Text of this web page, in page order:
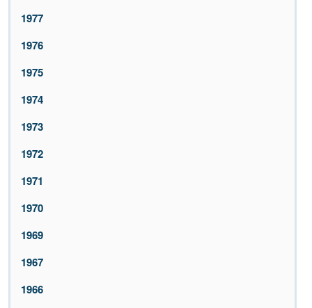
1977
1976
1975
1974
1973
1972
1971
1970
1969
1967
1966